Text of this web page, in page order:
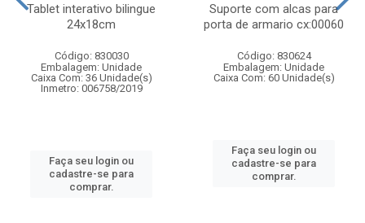
Tablet interativo bilingue
24x18cm
Código: 830030
Embalagem: Unidade
Caixa Com: 36 Unidade(s)
Inmetro: 006758/2019
Faça seu login ou
cadastre-se para
comprar.
Suporte com alcas para
porta de armario cx:00060
Código: 830624
Embalagem: Unidade
Caixa Com: 60 Unidade(s)
Faça seu login ou
cadastre-se para
comprar.